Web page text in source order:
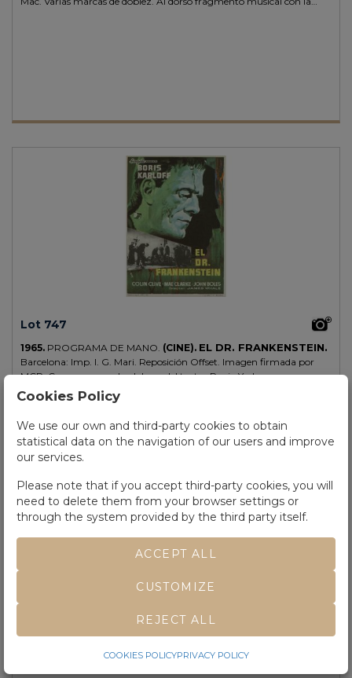
Lot 747
1965. PROGRAMA DE MANO. (CINE). EL DR. FRANKENSTEIN.
Barcelona: Imp. I. G. Mari. Reposición Offset. Imagen firmada por
MCP. Con propaganda al dorso del teatro Regio Yecla .
Cookies Policy
We use our own and third-party cookies to obtain
statistical data on the navigation of our users and improve
our services.
Please note that if you accept third-party cookies, you will
need to delete them from your browser settings or
through the system provided by the third party itself.
ACCEPT ALL
CUSTOMIZE
REJECT ALL
COOKIES POLICYPRIVACY POLICY